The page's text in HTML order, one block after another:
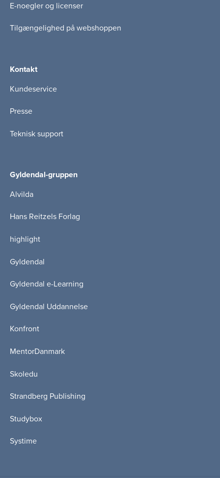
E-noegler og licenser
Tilgængelighed på webshoppen
Kontakt
Kundeservice
Presse
Teknisk support
Gyldendal-gruppen
Alvilda
Hans Reitzels Forlag
highlight
Gyldendal
Gyldendal e-Learning
Gyldendal Uddannelse
Konfront
MentorDanmark
Skoledu
Strandberg Publishing
Studybox
Systime